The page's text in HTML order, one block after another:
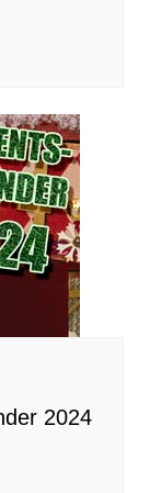
2024